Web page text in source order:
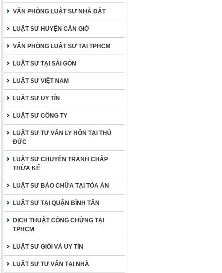
VĂN PHÒNG LUẬT SƯ NHÀ ĐẤT
LUẬT SƯ HUYỆN CẦN GIỜ
VĂN PHÒNG LUẬT SƯ TẠI TPHCM
LUẬT SƯ TẠI SÀI GÒN
LUẬT SƯ VIỆT NAM
LUẬT SƯ UY TÍN
LUẬT SƯ CÔNG TY
LUẬT SƯ TƯ VẤN LY HÔN TẠI THỦ
ĐỨC
LUẬT SƯ CHUYÊN TRANH CHẤP
THỪA KẾ
LUẬT SƯ BÀO CHỮA TẠI TÒA ÁN
LUẬT SƯ TẠI QUẬN BÌNH TÂN
DỊCH THUẬT CÔNG CHỨNG TẠI
TPHCM
LUẬT SƯ GIỎI VÀ UY TÍN
LUẬT SƯ TƯ VẤN TẠI NHÀ